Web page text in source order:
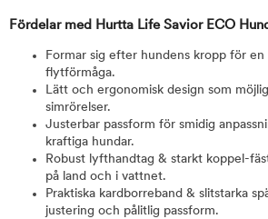
Fördelar med Hurtta Life Savior ECO
Formar sig efter hundens kropp för en
flytförmåga.
Lätt och ergonomisk design som
simrörelser.
Justerbar passform för smidig
kraftiga hundar.
Robust lyfthandtag & starkt koppel-
på land och i vattnet.
Praktiska kardborreband & slitstarka
justering och pålitlig passform.